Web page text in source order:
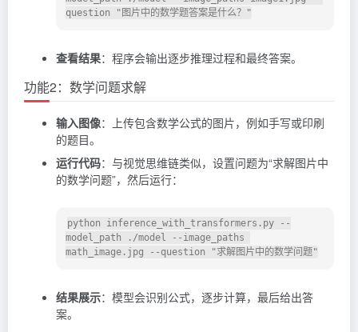
查看结果：程序会输出逐步推理过程和最终答案。
功能2：数学问题求解
输入图像：上传包含数学公式的图片，例如手写或印刷
的题目。
运行代码：与视觉思维链类似，设置问题为“求解图片中
的数学问题”，然后运行：
python inference_with_transformers.py --
model_path ./model --image_paths
结果展示：模型会识别公式，逐步计算，最后给出答
案。